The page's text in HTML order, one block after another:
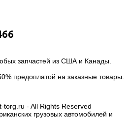
запчастей из США и Канады.
предоплатой на заказные товары.
torg.ru - All Rights Reserved
грузовых автомобилей и